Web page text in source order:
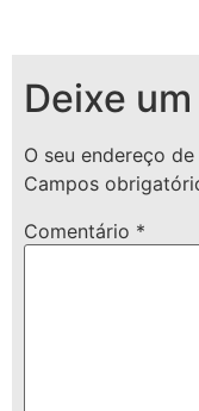
Deixe
O seu endereço
Campos
Comentário *